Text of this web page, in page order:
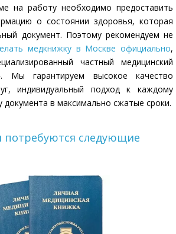
на работу необходимо предоставить
о состоянии здоровья, которая
документ. Поэтому рекомендуем не
медкнижку в Москве официально,
частный медицинский
Мы гарантируем высокое качество
индивидуальный подход к каждому
документа в максимально сжатые сроки.
следующие